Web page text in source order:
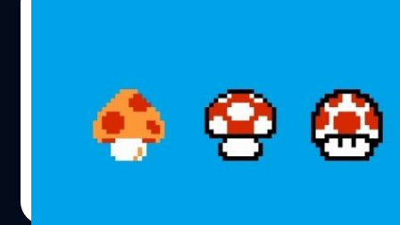
เตรียมพบกับสินค้าใหม่จากเกม Mario อีกเพราะปู่นินจด จด
ทะเบียนเครื่องหมายการค้า สินค้าจากเกมเพิ่มเติมแล้ว